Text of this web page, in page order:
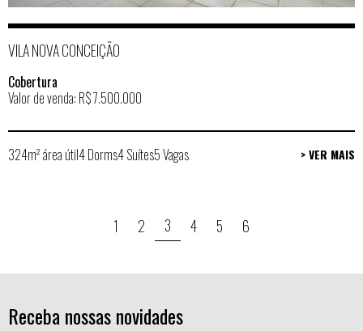
VILA NOVA CONCEIÇÃO
Cobertura
Valor de venda: R$ 7.500.000
324m² área útil4 Dorms4 Suítes5 Vagas > VER MAIS
1 2 3 4 5 6
Receba nossas novidades